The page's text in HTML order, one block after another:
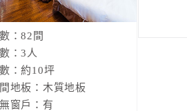
：82間
：3人
：約10坪
地板：木質地板
窗戶：有